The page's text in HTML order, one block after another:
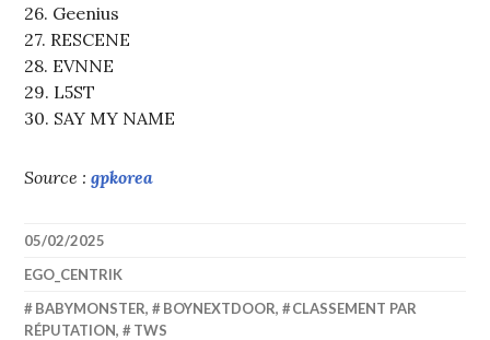
26. Geenius
27. RESCENE
28. EVNNE
29. L5ST
30. SAY MY NAME
Source :gpkorea
05/02/2025
EGO_CENTRIK
BABYMONSTER, BOYNEXTDOOR,
CLASSEMENT PAR
RÉPUTATION, TWS